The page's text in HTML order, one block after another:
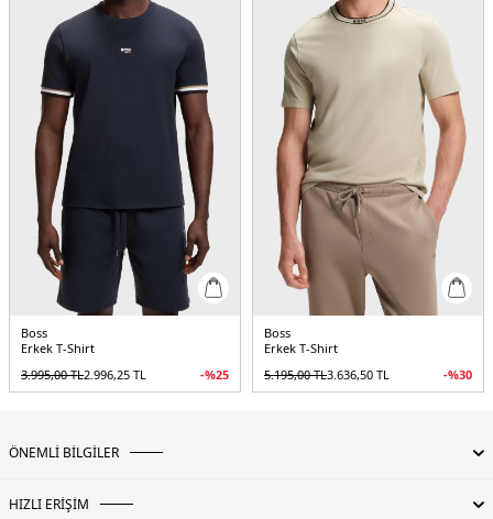
Boss
Erkek T-Shirt
3.995,00TL2.996,25 TL -%25
Boss
Erkek T-Shirt
5.195,00TL3.636,50 TL -%30
ÖNEMLİ BİLGİLER
HIZLI ERİŞİM